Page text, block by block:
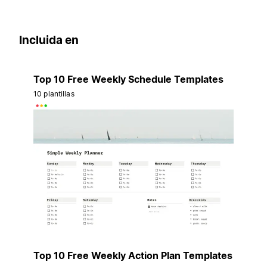
Incluida en
Top 10 Free Weekly Schedule Templates
10 plantillas
Top 10 Free Weekly Action Plan Templates